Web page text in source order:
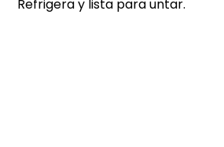
Refrigera y lista para untar.